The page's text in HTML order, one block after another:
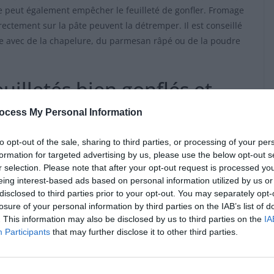
My Personal Information
opt-out of the sale, sharing to third parties, or processing of your
for targeted advertising by us, please use the below opt-out
selection. Please note that after your opt-out request is processed
interest-based ads based on personal information utilized by us
to third parties prior to your opt-out. You may separately
of your personal information by third parties on the IAB’s list of
This information may also be disclosed by us to third parties on the
Participants that may further disclose it to other third parties.
également empêcher le feuilleté de gonfler. Fromage
sur la pâte peuvent la détremper. Il est conseillé
de la chapelure, du parmesan râpé ou de la poudre
bien gonflés et
sont efficaces. Avant la cuisson, piquez légèrement la
uniforme, notamment pour les feuilletés roulés ou
la pâte en boudin serré, puis découpez des tranches
qui gonflent sans s’affaisser.
le four à 200 °C en chaleur tournante. La cuisson
feuilletés soient bien dorés. Certains conseillent même
la levée plus rapidement. Il est important de ne pas ouvrir
la vapeur qui aide à faire gonfler les couches. Enfin,